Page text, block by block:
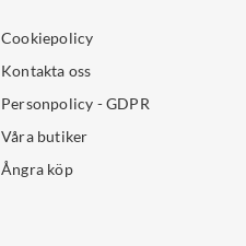
Cookiepolicy
Kontakta oss
Personpolicy - GDPR
Våra butiker
Ångra köp